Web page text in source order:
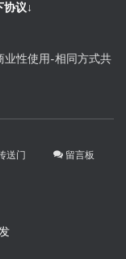
议↓
业性使用-相同方式共
送门 留言板